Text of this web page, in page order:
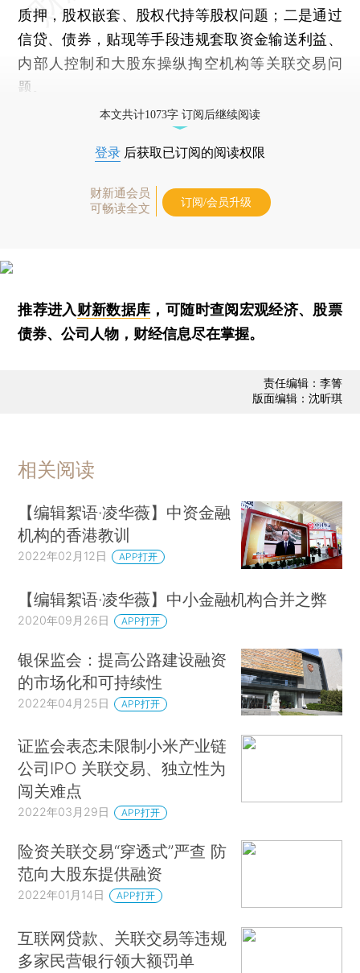
质押，股权嵌套、股权代持等股权问题；二是通过
信贷、债券，贴现等手段违规套取资金输送利益、
内部人控制和大股东操纵掏空机构等关联交易问
题。
本文共计1073字 订阅后继续阅读
登录 后获取已订阅的阅读权限
财新通会员
可畅读全文
订阅/会员升级
推荐进入财新数据库 ，可随时查阅宏观经济、股票
债券、公司人物，财经信息尽在掌握。
责任编辑：李箐
版面编辑：沈昕琪
相关阅读
【编辑絮语·凌华薇】中资金融
机构的香港教训
2022年02月12日 APP打开
【编辑絮语·凌华薇】中小金融机构合并之弊
2020年09月26日 APP打开
银保监会：提高公路建设融资
的市场化和可持续性
2022年04月25日 APP打开
证监会表态未限制小米产业链
公司IPO 关联交易、独立性为
闯关难点
2022年03月29日 APP打开
险资关联交易“穿透式”严查 防
范向大股东提供融资
2022年01月14日 APP打开
互联网贷款、关联交易等违规
多家民营银行领大额罚单